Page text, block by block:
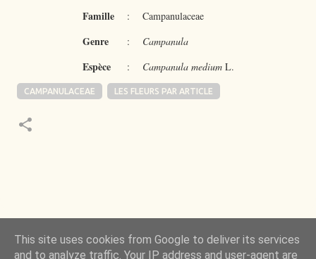
Famille : Campanulaceae
Genre : Campanula
Espèce : Campanula mediumL.
CAMPANULACEAE LES FLEURS PAR ARTICLE
de la Nature m’a toujours émerveillé mais ce qui
plus, c’est d’observer l’invisible qui l’a rendue
This site uses cookies from Google to deliver its services
and to analyze traffic. Your IP address and user-agent are